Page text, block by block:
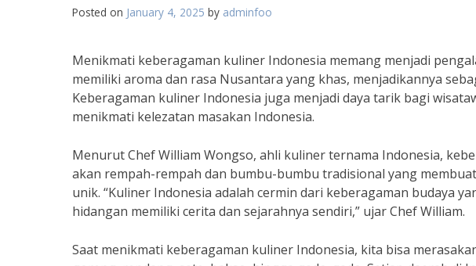
Posted on January 4, 2025 by adminfoo
Menikmati keberagaman kuliner Indonesia memang menjadi
memiliki aroma dan rasa Nusantara yang khas, menjadikannya
Keberagaman kuliner Indonesia juga menjadi daya tarik bagi
menikmati kelezatan masakan Indonesia.
Menurut Chef William Wongso, ahli kuliner ternama Indonesia,
akan rempah-rempah dan bumbu-bumbu tradisional yang
unik. “Kuliner Indonesia adalah cermin dari keberagaman budaya
hidangan memiliki cerita dan sejarahnya sendiri,” ujar Chef William.
Saat menikmati keberagaman kuliner Indonesia, kita bisa